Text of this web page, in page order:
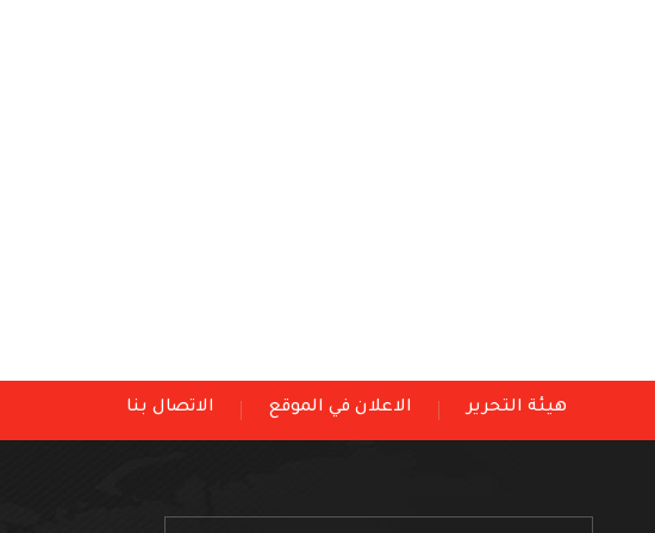
هيئة التحرير الاعلان في الموقع الاتصال بنا